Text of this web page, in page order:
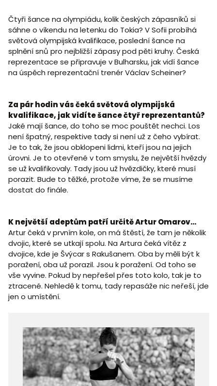
Čtyři šance na olympiádu, kolik českých zápasníků si
sáhne o víkendu na letenku do Tokia? V Sofii probíhá
světová olympijská kvalifikace, poslední šance na
splnění snů pro nejbližší zápasy pod pěti kruhy. Česká
reprezentace se připravuje v Bulharsku, jak vidí šance
na úspěch reprezentační trenér Václav Scheiner?
Za pár hodin vás čeká světová olympijská
kvalifikace, jak vidíte šance čtyř reprezentantů?
Jaké mají šance, do toho se moc pouštět nechci. Los
není špatný, respektive tady si není už z čeho vybírat.
Je to tak, že jsou obklopeni lidmi, kteří jsou na jejich
úrovni. Je to otevřené v tom smyslu, že největší hvězdy
se už kvalifikovaly. Tady jsou už hvězdičky, které musí
porazit. Bude to těžké, protože víme, že se musíme
dostat do finále.
K největší adeptům patří určitě Artur Omarov…
Artur čeká v prvním kole, on má štěstí, že tam je několik
dvojic, které se utkají spolu. Na Artura čeká vítěz z
dvojice, kde je Švýcar s Rakušanem. Oba by měli být k
poražení, oba už porazil. Jsou k poražení. Od toho se
vše vyvine. Pokud by nepřešel přes toto kolo, tak je to
ztracené. Nehledě k tomu, tady repasáže nic neřeší, jde
jen o umístění.